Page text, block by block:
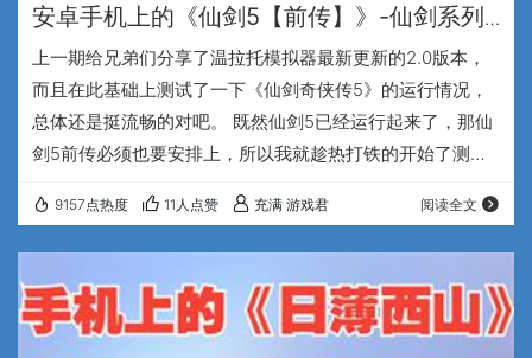
安卓手机上的《仙剑5【前传】》-仙剑系列
故事性的巅峰之作
上一期给兄弟们分享了温拉托模拟器最新更新的2.0版本，
而且在此基础上测试了一下《仙剑奇侠传5》的运行情况，
总体还是挺流畅的对吧。 既然仙剑5已经运行起来了，那仙
剑5前传必须也要安排上，所以我就趁热打铁的开始了测
前传也愉快在我的手机上跑了起来。我的手机配置是骁龙
870的处理器，12+256的存储，使用的温拉托版本仍然是阿
飞大佬10月15日发布的2.0.2汉化修改版。温拉托模拟器天
然对骁龙处理器的手机支持的更好，T+Z的驱动方式对3D游
戏支持的不错，天玑处理器就差了点…
9157点热度 11人点赞 充满 游戏君 阅读全文